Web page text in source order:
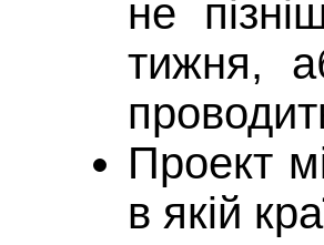
не
тижня,
Проект
в якій